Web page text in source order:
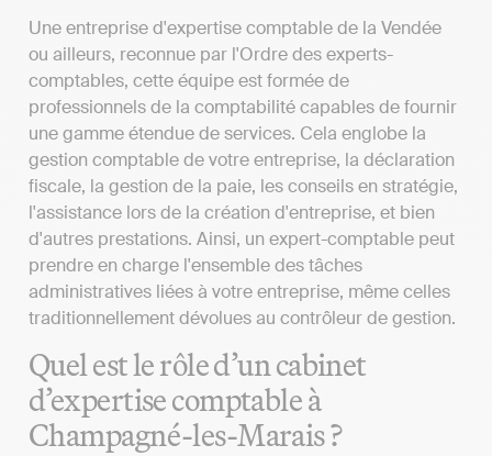
Une entreprise d'expertise comptable de la Vendée
ou ailleurs, reconnue par l'Ordre des experts-
comptables, cette équipe est formée de
professionnels de la comptabilité capables de fournir
une gamme étendue de services. Cela englobe la
gestion comptable de votre entreprise, la déclaration
fiscale, la gestion de la paie, les conseils en stratégie,
l'assistance lors de la création d'entreprise, et bien
d'autres prestations. Ainsi, un expert-comptable peut
prendre en charge l'ensemble des tâches
administratives liées à votre entreprise, même celles
traditionnellement dévolues au contrôleur de gestion.
Quel est le rôle d’un cabinet
d’expertise comptable à
Champagné-les-Marais ?